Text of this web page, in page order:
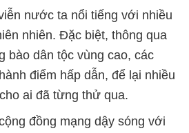
nước ta nổi tiếng với nhiều
nhiên. Đặc biệt, thông qua
bào dân tộc vùng cao, các
điểm hấp dẫn, để lại nhiều
ai đã từng thử qua.
đồng mạng dậy sóng với